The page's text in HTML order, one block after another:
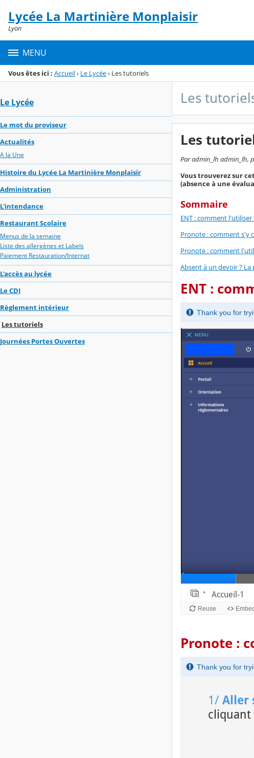
Menu de la rubrique
Contenu
Lycée La Martinière Monplaisir
Lyon
MENU
Vous êtes ici : Accueil› Le Lycée› Les tutoriels
Le Lycée
Le mot du proviseur
Actualités
A la Une
Histoire du Lycée La Martinière Monplaisir
Administration
L'intendance
Restaurant Scolaire
Menus de la semaine
Liste des allergènes et Labels
Paiement Restauration/Internat
L'accès au lycée
Le CDI
Règlement intérieur
Les tutoriels
Journées Portes Ouvertes
Les
Les
Par admin_lh admin_lh,
Vous trouverez sur
(absence à une
​Sommaire
ENT : comment l'utiliser
Pronote : comment s'y
Pronote : comment
Absent à un devoir ?
ENT :
Pronote :